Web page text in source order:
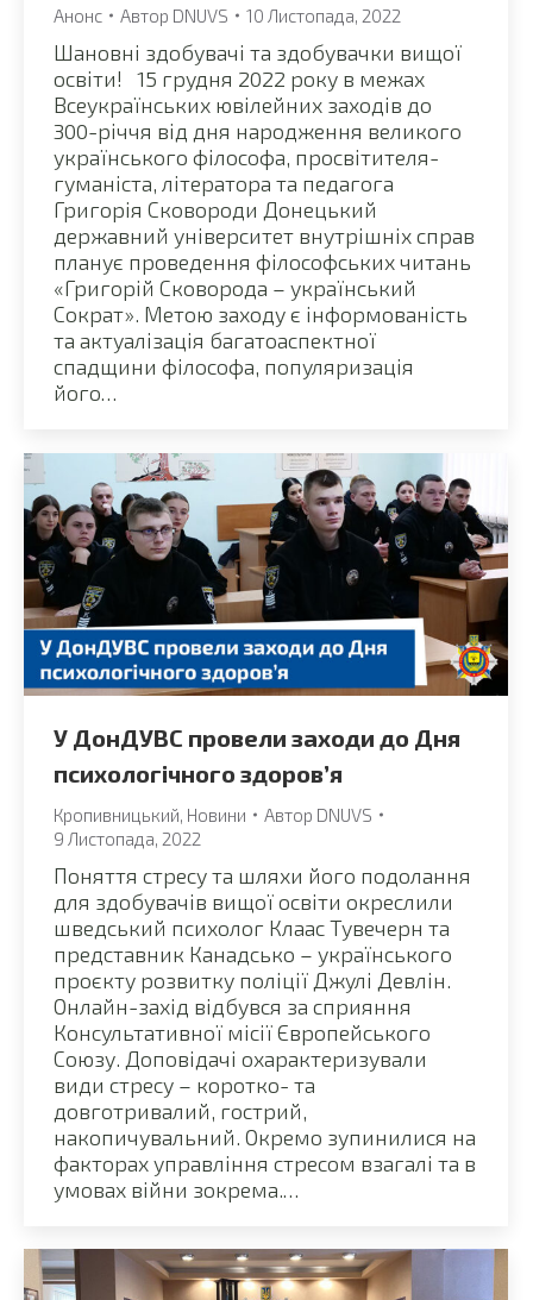
Анонс Автор DNUVS 10 Листопада, 2022
Шановні здобувачі та здобувачки вищої
освіти! 15 грудня 2022 року в межах
Всеукраїнських ювілейних заходів до
300-річчя від дня народження великого
українського філософа, просвітителя-
гуманіста, літератора та педагога
Григорія Сковороди Донецький
державний університет внутрішніх справ
планує проведення філософських читань
«Григорій Сковорода – український
Сократ». Метою заходу є інформованість
та актуалізація багатоаспектної
спадщини філософа, популяризація
його…
У ДонДУВС провели заходи до Дня
психологічного здоров’я
Кропивницький Новини Автор DNUVS
9 Листопада, 2022
Поняття стресу та шляхи його подолання
для здобувачів вищої освіти окреслили
шведський психолог Клаас Тувечерн та
представник Канадсько – українського
проєкту розвитку поліції Джулі Девлін.
Онлайн-захід відбувся за сприяння
Консультативної місії Європейського
Союзу. Доповідачі охарактеризували
види стресу – коротко- та
довготривалий, гострий,
накопичувальний. Окремо зупинилися на
факторах управління стресом взагалі та в
умовах війни зокрема.…